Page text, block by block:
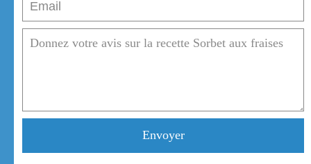
Envoyer